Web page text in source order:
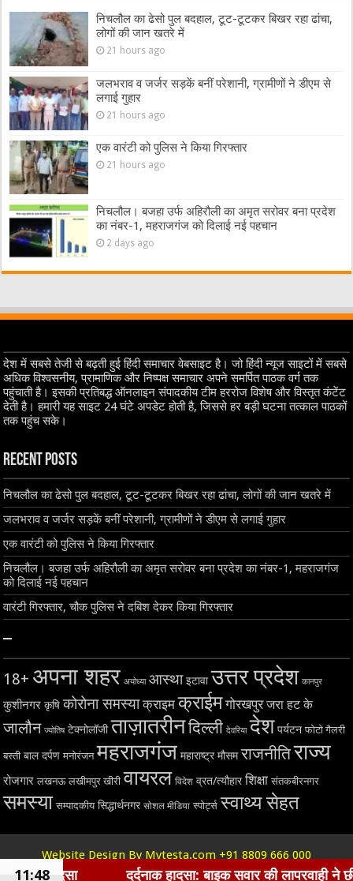
निचलौल का ढेसो पुल बदहाल, टूट-टूटकर बिखर रहा ढांचा,
लोगों की जान खतरे में
21 hours ago
जलभराव व जर्जर सड़कें बनीं परेशानी, ग्रामीणों ने डीएम से
लगाई गुहार
21 hours ago
एक वारंटी को पुलिस ने किया गिरफ्तार
21 hours ago
निचलौल। बजहा उर्फ अहिरौली का अमृत सरोवर बना प्रदेश
का नंबर-1, महराजगंज को दिलाई नई पहचान
2 days ago
देश में सबसे तेजी से बढ़ती हुई हिंदी समाचार वेबसाइट है। जो हिंदी न्यूज साइटों में सबसे
अधिक विश्वसनीय, प्रामाणिक और निष्पक्ष समाचार अपने समर्पित पाठक वर्ग तक
पहुंचाती है। इसकी प्रतिबद्ध ऑनलाइन संपादकीय टीम हररोज विशेष और विस्तृत कंटेंट
देती है। हमारी यह साइट 24 घंटे अपडेट होती है, जिससे हर बड़ी घटना तत्काल पाठकों
तक पहुंच सके।
Recent Posts
निचलौल का ढेसो पुल बदहाल, टूट-टूटकर बिखर रहा ढांचा, लोगों की जान खतरे में
जलभराव व जर्जर सड़कें बनीं परेशानी, ग्रामीणों ने डीएम से लगाई गुहार
एक वारंटी को पुलिस ने किया गिरफ्तार
निचलौल। बजहा उर्फ अहिरौली का अमृत सरोवर बना प्रदेश का नंबर-1, महराजगंज
को दिलाई नई पहचान
वारंटी गिरफ्तार, चौक पुलिस ने दबिश देकर किया गिरफ्तार
–
18+ अपना शहर अयोध्या आस्था इटावा उत्तर प्रदेश कानपुर
कुशीनगर कृषि कोरोना समस्या क्राइम क्राईम गोरखपुर जरा हट के
जालौन ज्योतिष टेक्नोलॉजी ताज़ातरीनदिल्ली देवरिया देश पर्यटन फोटो गैलरी
बस्ती बाल दर्पण मनोरंजन महराजगंज महाराष्ट्र मौसम राजनीतिराज्य
रोजगार लखनऊ लखीमपुर खीरी वायरल विदेश व्रत/त्यौहार शिक्षा संतकबीरनगर
समस्या सम्पादकीय सिद्धार्थनगर सोशल मीडिया स्पोर्ट्स स्वाथ्य सेहत
Website Design By Mytesta.com +91 8809 666 000
© Copyright 2018, All Rights Reserved
दर्दनाक हादसा: बाइक सवार की लापरवाही ने छीनी जिंदगी,
11:48